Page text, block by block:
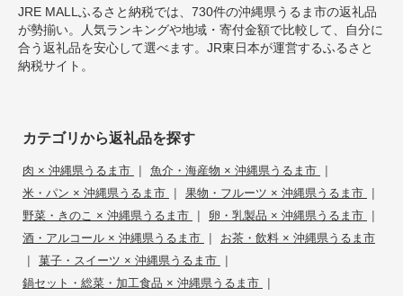
JRE MALLふるさと納税では、730件の沖縄県うるま市の返礼品
が勢揃い。人気ランキングや地域・寄付金額で比較して、自分に
合う返礼品を安心して選べます。JR東日本が運営するふるさと
納税サイト。
カテゴリから返礼品を探す
肉 × 沖縄県うるま市 | 魚介・海産物 × 沖縄県うるま市 |
米・パン × 沖縄県うるま市 | 果物・フルーツ × 沖縄県うるま市 |
野菜・きのこ × 沖縄県うるま市 | 卵・乳製品 × 沖縄県うるま市 |
酒・アルコール × 沖縄県うるま市 | お茶・飲料 × 沖縄県うるま市
| 菓子・スイーツ × 沖縄県うるま市 |
鍋セット・総菜・加工食品 × 沖縄県うるま市 |